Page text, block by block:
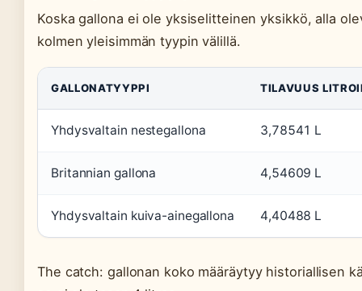
Koska gallona ei ole yksiselitteinen yksikkö, alla
kolmen yleisimmän tyypin välillä.
GALLONATYYPPI TILAVUUS
Yhdysvaltain nestegallona 3,78541 L
Britannian gallona 4,54609 L
Yhdysvaltain kuiva-ainegallona 4,40488 L
The catch: gallonan koko määräytyy historiallisen